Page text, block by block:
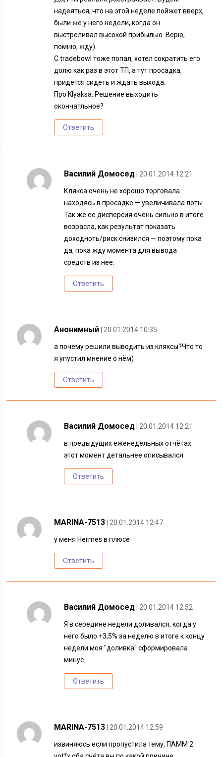
надеяться, что на этой неделе пойжет вверх,
были же у него недели, когда он
выстреливал высокой прибылью. Верю,
помню, жду).
С tradebowl тоже попал, хотел сократить его
долю как раз в этот ТП, а тут просадка,
придется сидеть и ждать выхода.
Про Klyaksa. Решение выходить
окончатльное?
Ответить
Василий Домосед | 20.01.2014 12:21
Клякса очень не хорошо торговала
находясь в просадке — увеличивала лоты.
Так же ее дисперсия очень сильно в итоге
возрасла, как результат показать
доходноть/риск снизился — поэтому пока
да, пока жду момента для вывода
средств из нее.
Ответить
Анонимный | 20.01.2014 10:35
а почему решили выводить из кляксы?Что то
я упустил мнение о нём)
Ответить
Василий Домосед | 20.01.2014 12:21
в предыдущих еженедельных отчётах
этот момент детальнее описывался.
Ответить
MARINA-7513 | 20.01.2014 12:47
у меня Hermes в плюсе
Ответить
Василий Домосед | 20.01.2014 12:52
Я в середине недели доливался, когда у
него было +3,5% за неделю в итоге к концу
недели моя "доливка" сформировала
минус.
Ответить
MARINA-7513 | 20.01.2014 12:59
извиняюсь если пропустила тему, ПАММ 2